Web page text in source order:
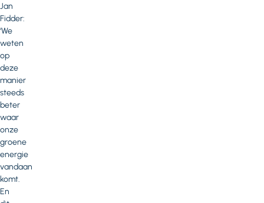
Jan
Fidder:
‘We
weten
op
deze
manier
steeds
beter
waar
onze
groene
energie
vandaan
komt.
En